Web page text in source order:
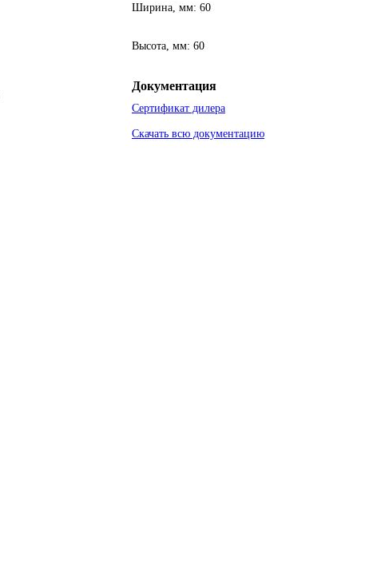
Ширина, мм: 60
Высота, мм: 60
Документация
Сертификат дилера
Скачать всю документацию